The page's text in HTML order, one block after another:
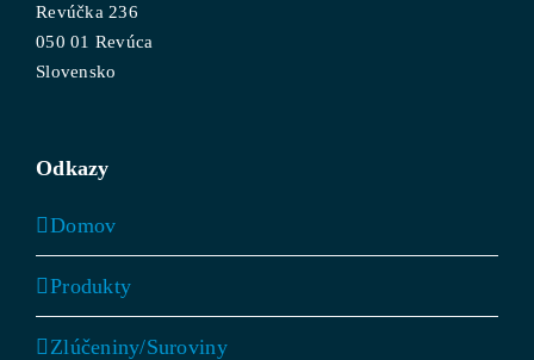
Revúčka 236
050 01 Revúca
Slovensko
Odkazy
Domov
Produkty
Zlúčeniny/Suroviny